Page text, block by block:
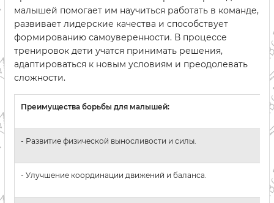
малышей помогает им научиться работать в команде,
развивает лидерские качества и способствует
формированию самоуверенности. В процессе
тренировок дети учатся принимать решения,
адаптироваться к новым условиям и преодолевать
сложности.
Преимущества борьбы для малышей:
- Развитие физической выносливости и силы.
- Улучшение координации движений и баланса.